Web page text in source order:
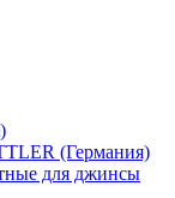
(Германия)
для джинсы